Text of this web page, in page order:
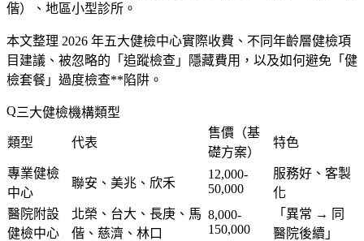
偕）、 地區小型診所 。
本文整理 2026 年五大健檢中心實際收費、不同年齡層健檢項
目建議、被忽略的「追蹤檢查」隱藏費用，以及如何避免「健
檢套餐」過度檢查**陷阱。
三大健檢機構類型
類型 代表
售價（基
礎方案）
特色
專業健檢
中心
聯安、美兆、欣禾
12,000-
50,000
服務好、客製
化
醫院附設
健檢中心
北榮、台大、長庚、馬
偕、慈濟、林口
8,000-
150,000
「 異常 → 同
醫院後續 」